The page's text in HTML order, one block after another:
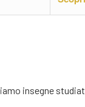
insegne